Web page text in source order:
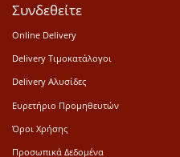
Συνδεθείτε
Online Delivery
Delivery Τιμοκατάλογοι
Delivery Αλυσίδες
Ευρετήριο Προμηθευτών
Όροι Χρήσης
Προσωπικά Δεδομένα